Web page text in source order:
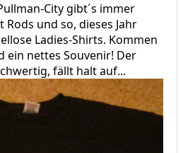
City gibt´s immer
und so, dieses Jahr
Ladies-Shirts. Kommen
ein nettes Souvenir! Der
fällt halt auf...